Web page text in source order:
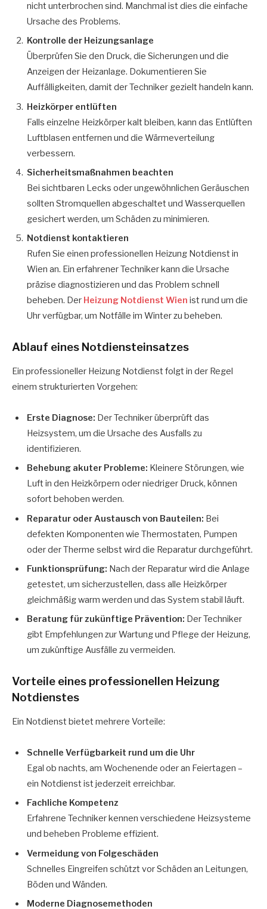
nicht unterbrochen sind. Manchmal ist dies die einfache
Ursache des Problems.
Kontrolle der Heizungsanlage
Überprüfen Sie den Druck, die Sicherungen und die
Anzeigen der Heizanlage. Dokumentieren Sie
Auffälligkeiten, damit der Techniker gezielt handeln kann.
Heizkörper entlüften
Falls einzelne Heizkörper kalt bleiben, kann das Entlüften
Luftblasen entfernen und die Wärmeverteilung
verbessern.
Sicherheitsmaßnahmen beachten
Bei sichtbaren Lecks oder ungewöhnlichen Geräuschen
sollten Stromquellen abgeschaltet und Wasserquellen
gesichert werden, um Schäden zu minimieren.
Notdienst kontaktieren
Rufen Sie einen professionellen Heizung Notdienst in
Wien an. Ein erfahrener Techniker kann die Ursache
präzise diagnostizieren und das Problem schnell
beheben. Der Heizung Notdienst Wien ist rund um die
Uhr verfügbar, um Notfälle im Winter zu beheben.
Ablauf eines Notdiensteinsatzes
Ein professioneller Heizung Notdienst folgt in der Regel
einem strukturierten Vorgehen:
Erste Diagnose: Der Techniker überprüft das
Heizsystem, um die Ursache des Ausfalls zu
identifizieren.
Behebung akuter Probleme: Kleinere Störungen, wie
Luft in den Heizkörpern oder niedriger Druck, können
sofort behoben werden.
Reparatur oder Austausch von Bauteilen: Bei
defekten Komponenten wie Thermostaten, Pumpen
oder der Therme selbst wird die Reparatur durchgeführt.
Funktionsprüfung: Nach der Reparatur wird die Anlage
getestet, um sicherzustellen, dass alle Heizkörper
gleichmäßig warm werden und das System stabil läuft.
Beratung für zukünftige Prävention: Der Techniker
gibt Empfehlungen zur Wartung und Pflege der Heizung,
um zukünftige Ausfälle zu vermeiden.
Vorteile eines professionellen Heizung
Notdienstes
Ein Notdienst bietet mehrere Vorteile:
Schnelle Verfügbarkeit rund um die Uhr
Egal ob nachts, am Wochenende oder an Feiertagen –
ein Notdienst ist jederzeit erreichbar.
Fachliche Kompetenz
Erfahrene Techniker kennen verschiedene Heizsysteme
und beheben Probleme effizient.
Vermeidung von Folgeschäden
Schnelles Eingreifen schützt vor Schäden an Leitungen,
Böden und Wänden.
Moderne Diagnosemethoden